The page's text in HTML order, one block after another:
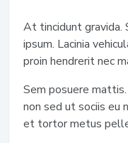
At tincidunt gravida.
ipsum. Lacinia
proin hendrerit nec
Sem posuere
non sed ut sociis eu
et tortor metus